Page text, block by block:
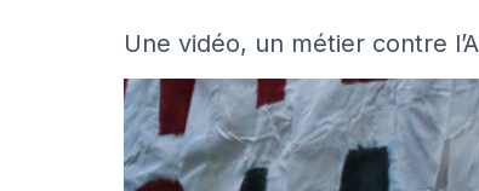
Une vidéo, un métier contre